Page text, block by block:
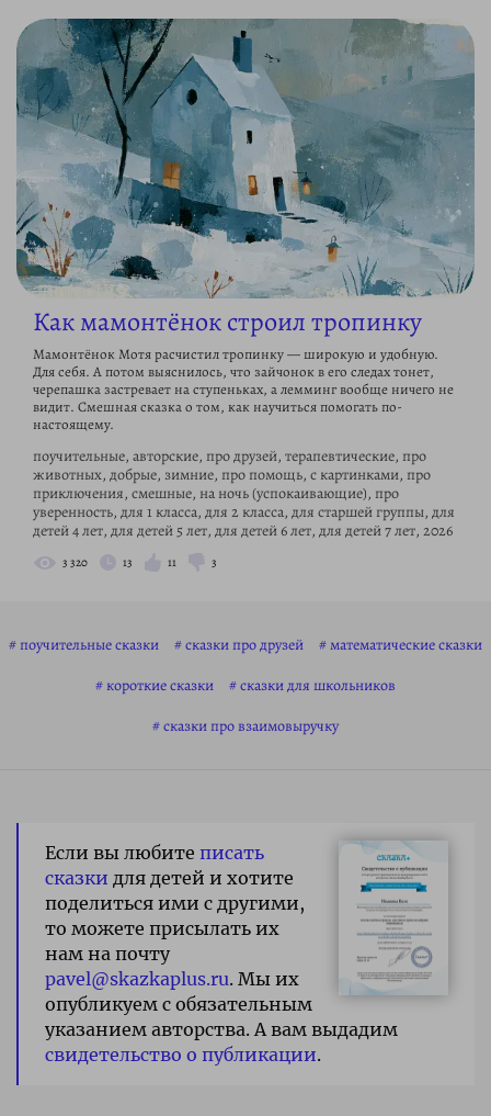
Как мамонтёнок строил тропинку
Мамонтёнок Мотя расчистил тропинку — широкую и удобную.
Для себя. А потом выяснилось, что зайчонок в его следах тонет,
черепашка застревает на ступеньках, а лемминг вообще ничего не
видит. Смешная сказка о том, как научиться помогать по-
настоящему.
поучительные, авторские, про друзей, терапевтические, про
животных, добрые, зимние, про помощь, с картинками, про
приключения, смешные, на ночь (успокаивающие), про
уверенность, для 1 класса, для 2 класса, для старшей группы, для
детей 4 лет, для детей 5 лет, для детей 6 лет, для детей 7 лет, 2026
3 320 13 11 3
поучительные сказки сказки про друзей
математические сказки
короткие сказки
сказки для школьников
сказки про взаимовыручку
Если вы любите писать
сказки для детей и хотите
поделиться ими с другими,
то можете присылать их
нам на почту
pavel@skazkaplus.ru. Мы их
опубликуем с обязательным
указанием авторства. А вам выдадим
свидетельство о публикации.